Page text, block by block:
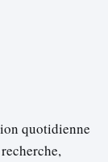
quotidienne